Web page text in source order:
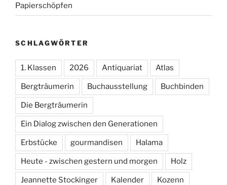
Papierschöpfen
SCHLAGWÖRTER
1. Klassen 2026 Antiquariat Atlas
Bergträumerin Buchausstellung Buchbinden
Die Bergträumerin
Ein Dialog zwischen den Generationen
Erbstücke gourmandisen Halama
Heute - zwischen gestern und morgen Holz
Jeannette Stockinger Kalender Kozenn